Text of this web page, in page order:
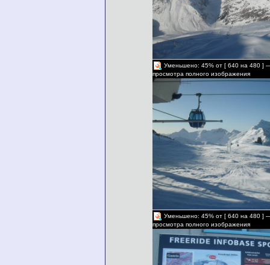
Уменьшено: 45% от [ 640 на 480 ]
просмотра полного изображения
Уменьшено: 45% от [ 640 на 480 ]
просмотра полного изображения